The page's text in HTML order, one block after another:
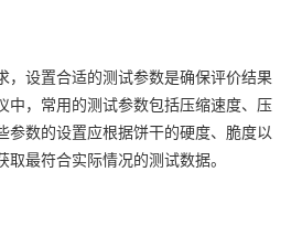
，设置合适的测试参数是确保评价结果
中，常用的测试参数包括压缩速度、压
参数的设置应根据饼干的硬度、脆度以
最符合实际情况的测试数据。